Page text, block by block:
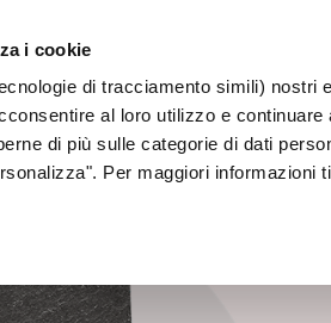
i cookie
di tracciamento simili) nostri
al loro utilizzo e
di più sulle categorie di dati
Per maggiori informazioni
IL NOSTRO MONDO PER IL